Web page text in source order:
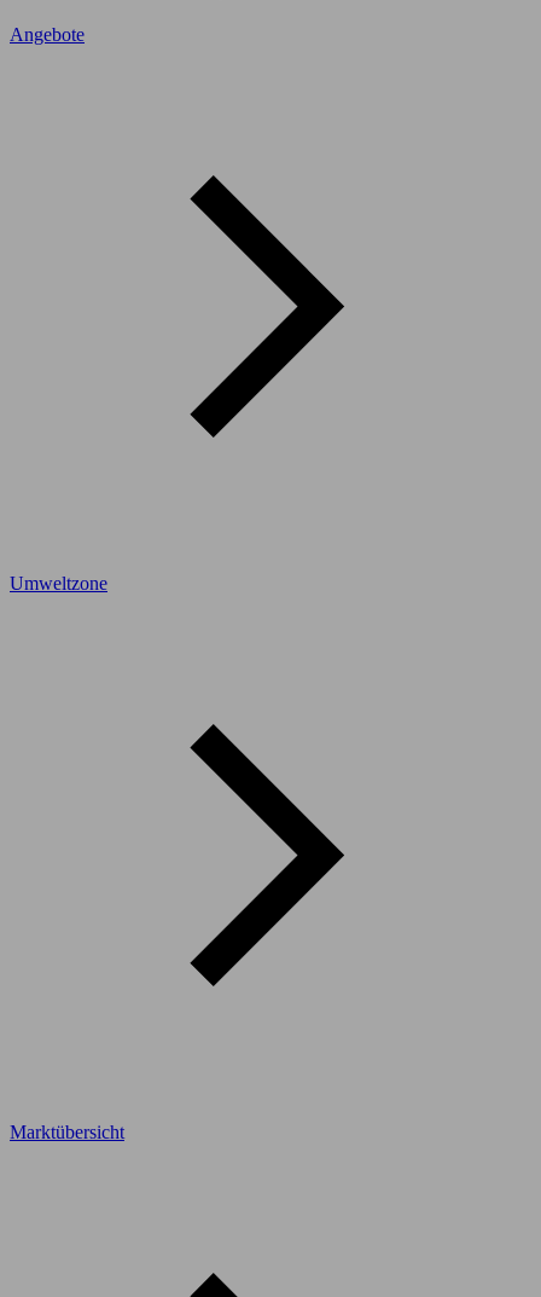
Angebote
Umweltzone
Marktübersicht